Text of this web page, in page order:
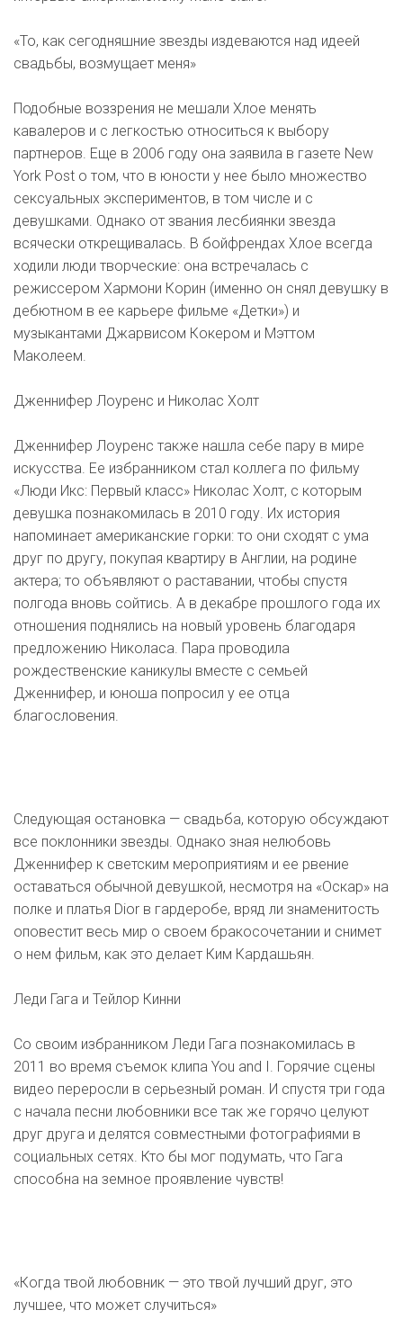
«То, как сегодняшние звезды издеваются над идеей
свадьбы, возмущает меня»
Подобные воззрения не мешали Хлое менять
кавалеров и с легкостью относиться к выбору
партнеров. Еще в 2006 году она заявила в газете New
York Post о том, что в юности у нее было множество
сексуальных экспериментов, в том числе и с
девушками. Однако от звания лесбиянки звезда
всячески открещивалась. В бойфрендах Хлое всегда
ходили люди творческие: она встречалась с
режиссером Хармони Корин (именно он снял девушку в
дебютном в ее карьере фильме «Детки») и
музыкантами Джарвисом Кокером и Мэттом
Маколеем.
Дженнифер Лоуренс и Николас Холт
Дженнифер Лоуренс также нашла себе пару в мире
искусства. Ее избранником стал коллега по фильму
«Люди Икс: Первый класс» Николас Холт, с которым
девушка познакомилась в 2010 году. Их история
напоминает американские горки: то они сходят с ума
друг по другу, покупая квартиру в Англии, на родине
актера; то объявляют о раставании, чтобы спустя
полгода вновь сойтись. А в декабре прошлого года их
отношения поднялись на новый уровень благодаря
предложению Николаса. Пара проводила
рождественские каникулы вместе с семьей
Дженнифер, и юноша попросил у ее отца
благословения.
Следующая остановка — свадьба, которую обсуждают
все поклонники звезды. Однако зная нелюбовь
Дженнифер к светским мероприятиям и ее рвение
оставаться обычной девушкой, несмотря на «Оскар» на
полке и платья Dior в гардеробе, вряд ли знаменитость
оповестит весь мир о своем бракосочетании и снимет
о нем фильм, как это делает Ким Кардашьян.
Леди Гага и Тейлор Кинни
Со своим избранником Леди Гага познакомилась в
2011 во время съемок клипа You and I. Горячие сцены
видео переросли в серьезный роман. И спустя три года
с начала песни любовники все так же горячо целуют
друг друга и делятся совместными фотографиями в
социальных сетях. Кто бы мог подумать, что Гага
способна на земное проявление чувств!
«Когда твой любовник — это твой лучший друг, это
лучшее, что может случиться»